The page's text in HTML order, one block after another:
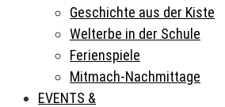
Geschichte aus der Kiste
Welterbe in der Schule
Ferienspiele
Mitmach-Nachmittage
EVENTS &